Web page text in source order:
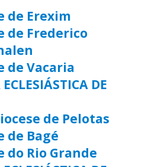
de Erexim
de Frederico
de Vacaria
DE
de Pelotas
de Bagé
do Rio Grande